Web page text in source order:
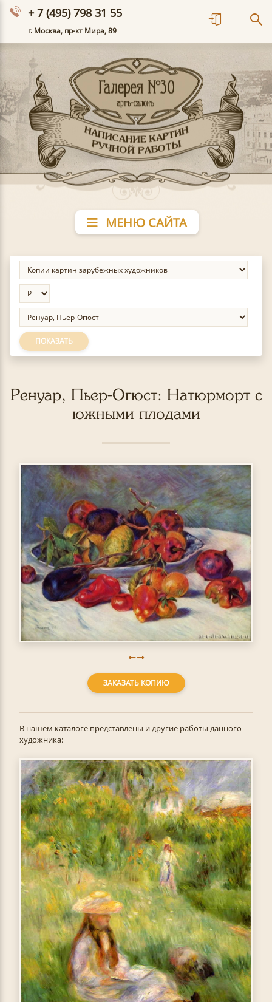
+ 7 (495) 798 31 55
г. Москва, пр-кт Мира, 89
МЕНЮ САЙТА
ПОКАЗАТЬ
Ренуар, Пьер-Огюст: Натюрморт с
южными плодами
ЗАКАЗАТЬ КОПИЮ
В нашем каталоге представлены и другие работы данного
художника: